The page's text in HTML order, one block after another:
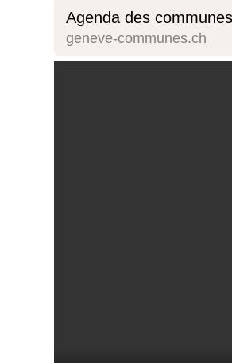
Agenda des
geneve-communes.ch